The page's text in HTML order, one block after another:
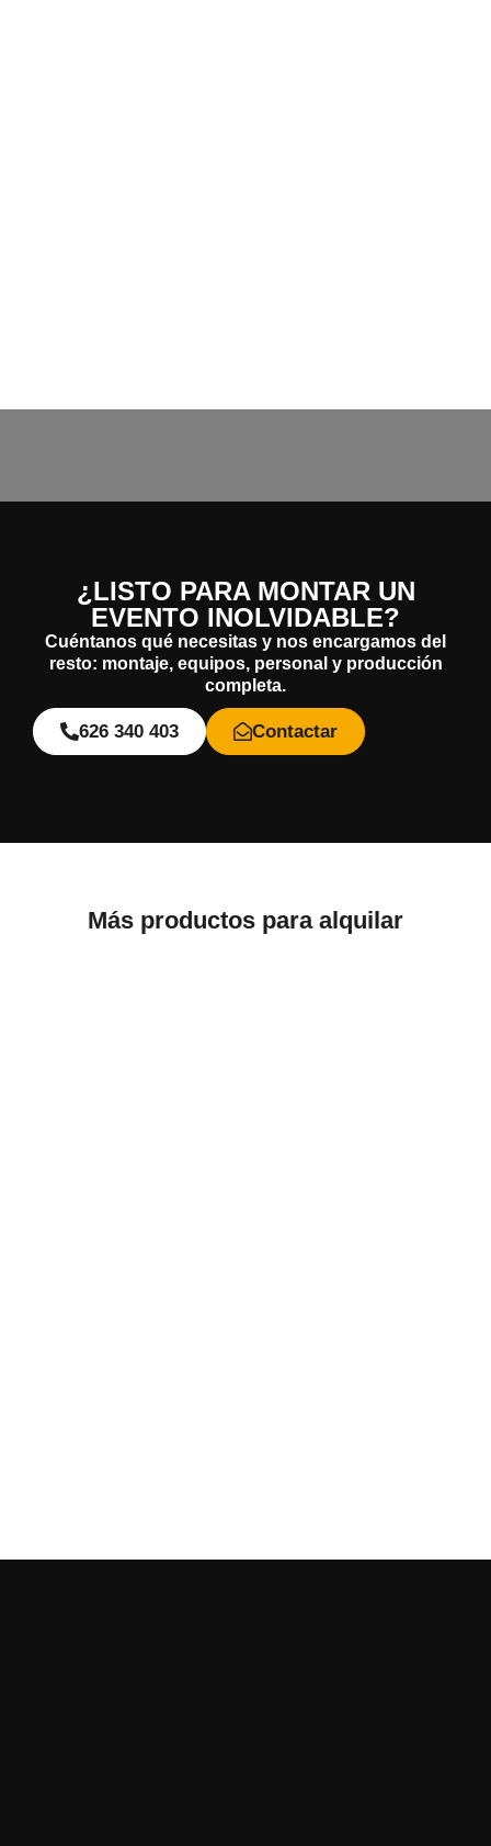
¿LISTO PARA MONTAR UN
EVENTO INOLVIDABLE?
Cuéntanos qué necesitas y nos encargamos del
resto: montaje, equipos, personal y producción
completa.
626 340 403 Contactar
Más productos para alquilar